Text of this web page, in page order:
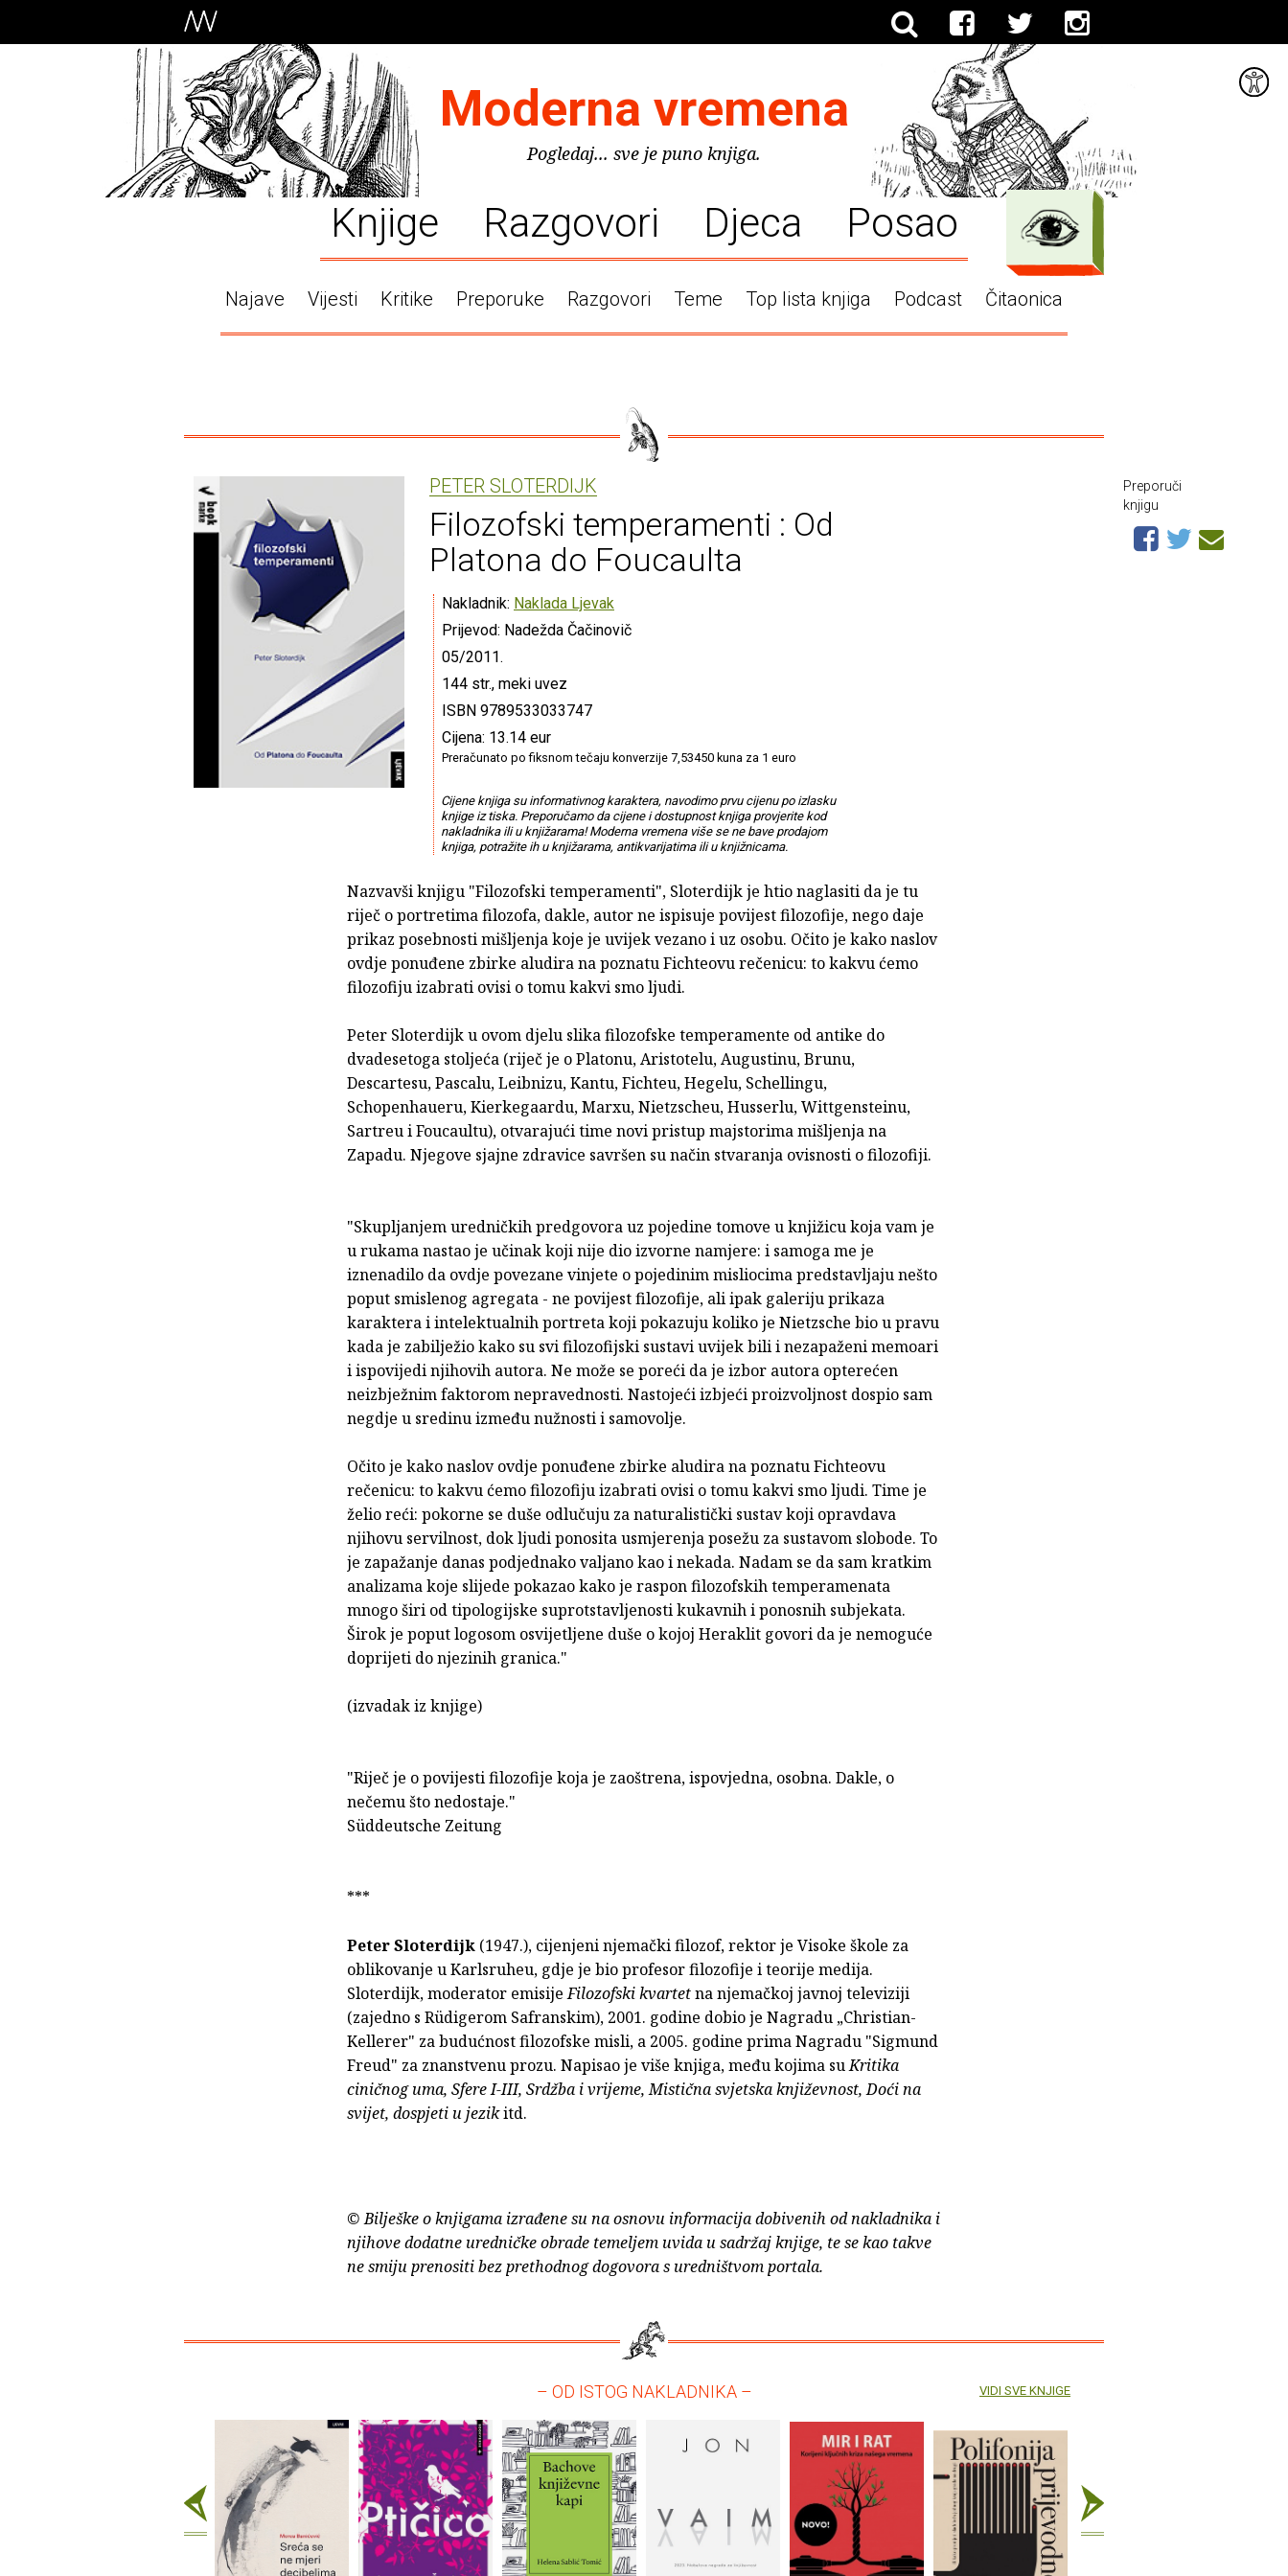
Moderna vremena
Pogledaj... sve je puno knjiga.
Knjige Razgovori Djeca Posao
Najave Vijesti Kritike Preporuke Razgovori Teme Top lista knjiga Podcast Čitaonica
PETER SLOTERDIJK
Filozofski temperamenti : Od
Platona do Foucaulta
Nakladnik: Naklada Ljevak
Prijevod: Nadežda Čačinovič
05/2011.
144 str., meki uvez
ISBN 9789533033747
Cijena: 13.14 eur
Preračunato po fiksnom tečaju konverzije 7,53450 kuna za 1 euro
Cijene knjiga su informativnog karaktera, navodimo prvu cijenu po izlasku
knjige iz tiska. Preporučamo da cijene i dostupnost knjiga provjerite kod
nakladnika ili u knjižarama! Moderna vremena više se ne bave prodajom
knjiga, potražite ih u knjižarama, antikvarijatima ili u knjižnicama.
Nazvavši knjigu "Filozofski temperamenti", Sloterdijk je htio naglasiti da je tu
riječ o portretima filozofa, dakle, autor ne ispisuje povijest filozofije, nego daje
prikaz posebnosti mišljenja koje je uvijek vezano i uz osobu. Očito je kako naslov
ovdje ponuđene zbirke aludira na poznatu Fichteovu rečenicu: to kakvu ćemo
filozofiju izabrati ovisi o tomu kakvi smo ljudi.
Peter Sloterdijk u ovom djelu slika filozofske temperamente od antike do
dvadesetoga stoljeća (riječ je o Platonu, Aristotelu, Augustinu, Brunu,
Descartesu, Pascalu, Leibnizu, Kantu, Fichteu, Hegelu, Schellingu,
Schopenhaueru, Kierkegaardu, Marxu, Nietzscheu, Husserlu, Wittgensteinu,
Sartreu i Foucaultu), otvarajući time novi pristup majstorima mišljenja na
Zapadu. Njegove sjajne zdravice savršen su način stvaranja ovisnosti o filozofiji.
"Skupljanjem uredničkih predgovora uz pojedine tomove u knjižicu koja vam je
u rukama nastao je učinak koji nije dio izvorne namjere: i samoga me je
iznenadilo da ovdje povezane vinjete o pojedinim misliocima predstavljaju nešto
poput smislenog agregata - ne povijest filozofije, ali ipak galeriju prikaza
karaktera i intelektualnih portreta koji pokazuju koliko je Nietzsche bio u pravu
kada je zabilježio kako su svi filozofijski sustavi uvijek bili i nezapaženi memoari
i ispovijedi njihovih autora. Ne može se poreći da je izbor autora opterećen
neizbježnim faktorom nepravednosti. Nastojeći izbjeći proizvoljnost dospio sam
negdje u sredinu između nužnosti i samovolje.
Očito je kako naslov ovdje ponuđene zbirke aludira na poznatu Fichteovu
rečenicu: to kakvu ćemo filozofiju izabrati ovisi o tomu kakvi smo ljudi. Time je
želio reći: pokorne se duše odlučuju za naturalistički sustav koji opravdava
njihovu servilnost, dok ljudi ponosita usmjerenja posežu za sustavom slobode. To
je zapažanje danas podjednako valjano kao i nekada. Nadam se da sam kratkim
analizama koje slijede pokazao kako je raspon filozofskih temperamenata
mnogo širi od tipologijske suprotstavljenosti kukavnih i ponosnih subjekata.
Širok je poput logosom osvijetljene duše o kojoj Heraklit govori da je nemoguće
doprijeti do njezinih granica."
(izvadak iz knjige)
"Riječ je o povijesti filozofije koja je zaoštrena, ispovjedna, osobna. Dakle, o
nečemu što nedostaje."
Süddeutsche Zeitung
***
Peter Sloterdijk (1947.), cijenjeni njemački filozof, rektor je Visoke škole za
oblikovanje u Karlsruheu, gdje je bio profesor filozofije i teorije medija.
Sloterdijk, moderator emisijeFilozofski kvartetna njemačkoj javnoj televiziji
(zajedno s Rüdigerom Safranskim), 2001. godine dobio je Nagradu „Christian-
Kellerer" za budućnost filozofske misli, a 2005. godine prima Nagradu "Sigmund
Freud" za znanstvenu prozu. Napisao je više knjiga, među kojima suKritika
ciničnog uma, Sfere I-III, Srdžba i vrijeme, Mistična svjetska književnost, Doći na
svijet, dospjeti u jezikitd.
© Bilješke o knjigama izrađene su na osnovu informacija dobivenih od nakladnika i
njihove dodatne uredničke obrade temeljem uvida u sadržaj knjige, te se kao takve
ne smiju prenositi bez prethodnog dogovora s uredništvom portala.
Preporuči
knjigu
– OD ISTOG NAKLADNIKA – VIDI SVE KNJIGE